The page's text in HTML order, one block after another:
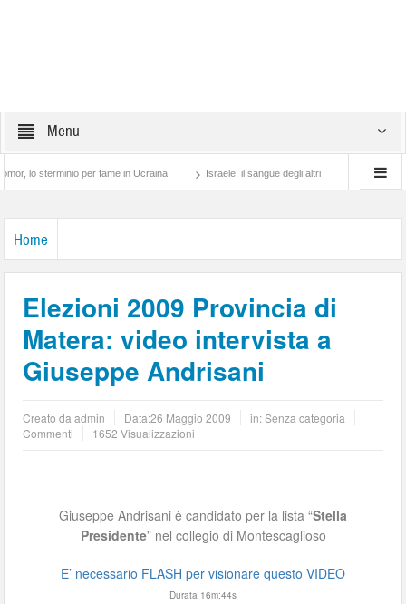
Menu
sterminio per fame in Ucraina Israele, il sangue degli altri Lotta di classe…
Home
Elezioni 2009 Provincia di
Matera: video intervista a
Giuseppe Andrisani
Creato daadmin Data:26 Maggio 2009
in: Senza categoria
Commenti
1652 Visualizzazioni
Giuseppe Andrisani è candidato per la lista “Stella
Presidente” nel collegio di Montescaglioso
E’ necessario FLASH per visionare questo VIDEO
Durata 16m:44s